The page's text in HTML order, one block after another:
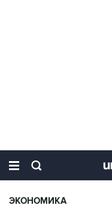
ЭКОНОМИКА